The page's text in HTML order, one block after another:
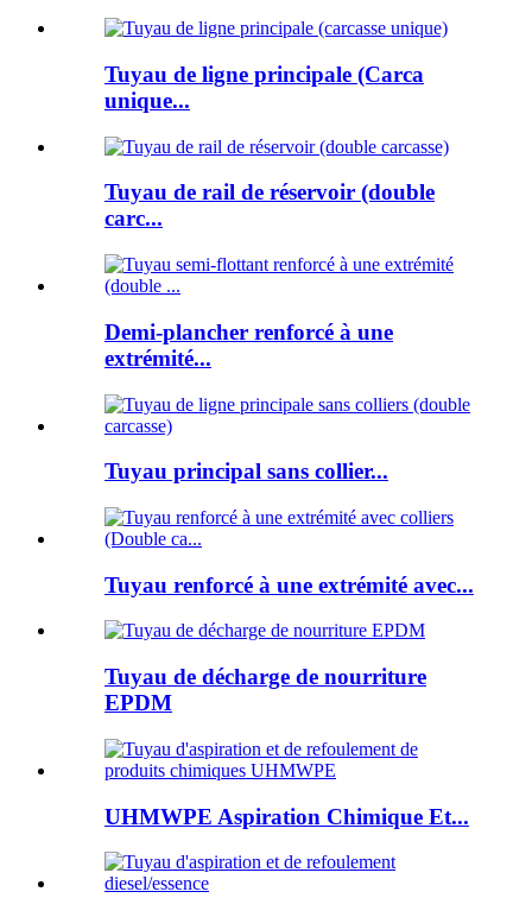
Tuyau de ligne principale (Carca
unique...
Tuyau de rail de réservoir (double
carc...
Demi-plancher renforcé à une
extrémité...
Tuyau principal sans collier...
Tuyau renforcé à une extrémité avec...
Tuyau de décharge de nourriture
EPDM
UHMWPE Aspiration Chimique Et...